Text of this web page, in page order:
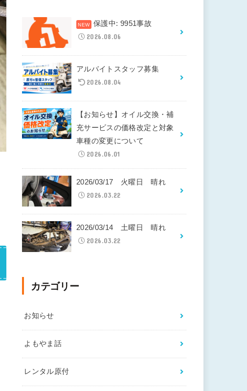
保護中: 9951事故
2026.08.06
アルバイトスタッフ募集
2026.08.04
【お知らせ】オイル交換・補
充サービスの価格改定と対象
車種の変更について
2026.06.01
2026/03/17 火曜日 晴れ
2026.03.22
2026/03/14 土曜日 晴れ
2026.03.22
カテゴリー
お知らせ
よもやま話
レンタル原付